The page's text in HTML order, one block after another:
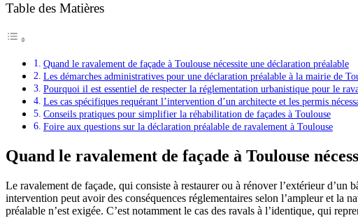
Table des Matières
Quand le ravalement de façade à Toulouse nécessite une déclaration préalable
Les démarches administratives pour une déclaration préalable à la mairie de
Pourquoi il est essentiel de respecter la réglementation urbanistique pour le
Les cas spécifiques requérant l’intervention d’un architecte et les permis
Conseils pratiques pour simplifier la réhabilitation de façades à Toulouse
Foire aux questions sur la déclaration préalable de ravalement à Toulouse
Quand le ravalement de façade à Toulouse
Le ravalement de façade, qui consiste à restaurer ou à rénover l’extérieur
intervention peut avoir des conséquences réglementaires selon l’ampleur et la
préalable n’est exigée. C’est notamment le cas des ravals à l’identique, qui